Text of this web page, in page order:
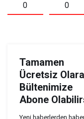
0 0
Tamamen
Ücretsiz
Bültenimize
Abone
Yeni haberlerden